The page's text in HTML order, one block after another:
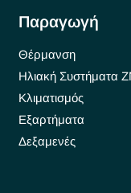
Παραγωγή
Θέρμανση
Ηλιακή Συστήματα
Κλιματισμός
Εξαρτήματα
Δεξαμενές